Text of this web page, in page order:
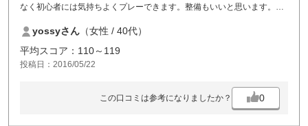
なく初心者には気持ちよくプレーできます。整備もいいと思います。
いいと思います。水回りは清潔です。
yossyさん （女性 / 40代）
平均スコア：110～119
投稿日：2016/05/22
この口コミは参考になりましたか？ 0